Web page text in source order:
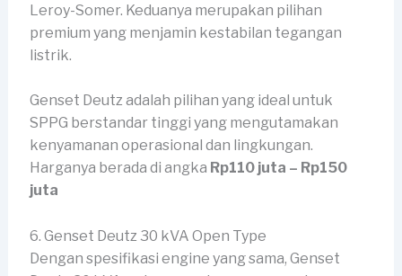
Leroy-Somer. Keduanya merupakan pilihan
premium yang menjamin kestabilan tegangan
listrik.
Genset Deutz adalah pilihan yang ideal untuk
SPPG berstandar tinggi yang mengutamakan
kenyamanan operasional dan lingkungan.
Harganya berada di angka Rp110 juta – Rp150
juta
6. Genset Deutz 30 kVA Open Type
Dengan spesifikasi engine yang sama, Genset